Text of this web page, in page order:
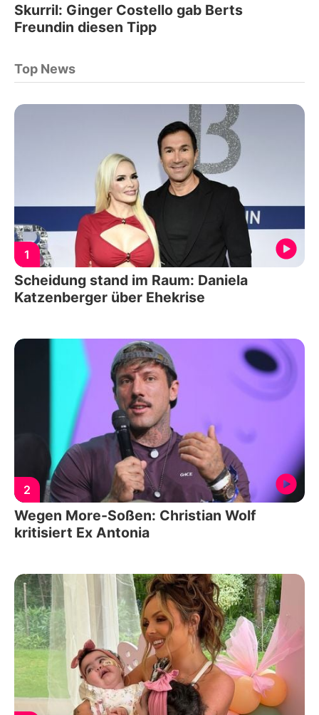
Skurril: Ginger Costello gab Berts
Freundin diesen Tipp
Top News
1
Scheidung stand im Raum: Daniela
Katzenberger über Ehekrise
2
Wegen More-Soßen: Christian Wolf
kritisiert Ex Antonia